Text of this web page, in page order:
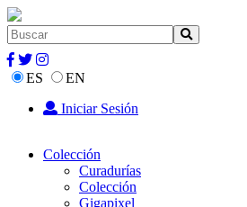
ES
EN
Iniciar Sesión
Colección
Curadurías
Colección
Gigapixel